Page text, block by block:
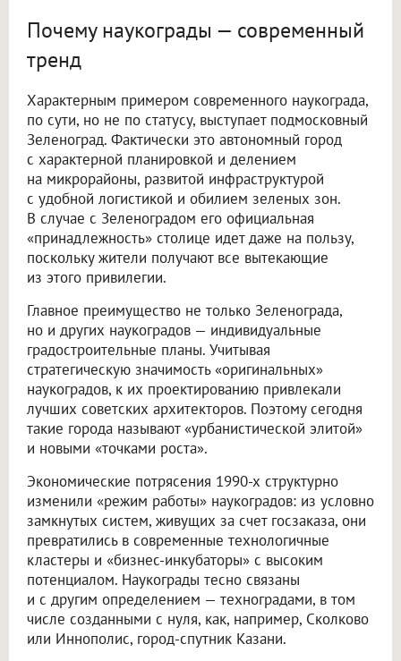
Почему наукограды — современный
тренд
Характерным примером современного наукограда,
по сути, но не по статусу, выступает подмосковный
Зеленоград. Фактически это автономный город
с характерной планировкой и делением
на микрорайоны, развитой инфраструктурой
с удобной логистикой и обилием зеленых зон.
В случае с Зеленоградом его официальная
«принадлежность» столице идет даже на пользу,
поскольку жители получают все вытекающие
из этого привилегии.
Главное преимущество не только Зеленограда,
но и других наукоградов — индивидуальные
градостроительные планы. Учитывая
стратегическую значимость «оригинальных»
наукоградов, к их проектированию привлекали
лучших советских архитекторов. Поэтому сегодня
такие города называют «урбанистической элитой»
и новыми «точками роста».
Экономические потрясения 1990-х структурно
изменили «режим работы» наукоградов: из условно
замкнутых систем, живущих за счет госзаказа, они
превратились в современные технологичные
кластеры и «бизнес-инкубаторы» с высоким
потенциалом. Наукограды тесно связаны
и с другим определением — техноградами, в том
числе созданными с нуля, как, например, Сколково
или Иннополис, город-спутник Казани.